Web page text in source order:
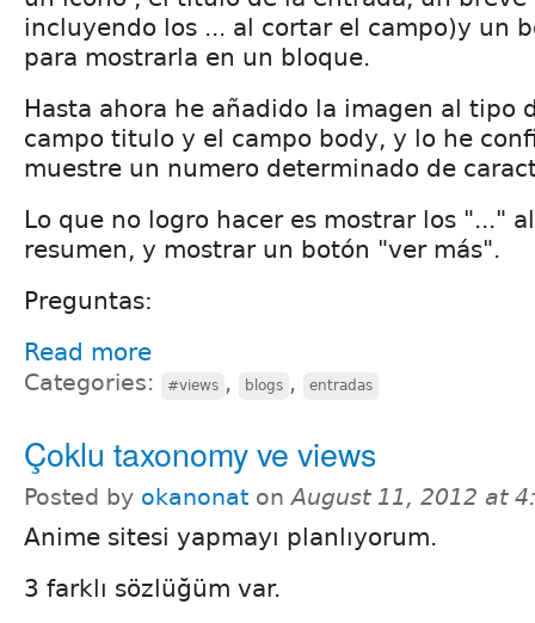
incluyendo los ... al cortar el campo)y un
para mostrarla en un bloque.
Hasta ahora he añadido la imagen al tipo
campo titulo y el campo body, y lo he
muestre un numero determinado de
Lo que no logro hacer es mostrar los "..."
resumen, y mostrar un botón "ver más".
Preguntas:
Read more
Categories: #views , blogs , entradas
Çoklu taxonomy ve views
Posted by okanonat onAugust 11, 2012 at
Anime sitesi yapmayı planlıyorum.
3 farklı sözlüğüm var.